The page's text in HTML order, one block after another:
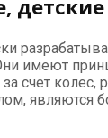
имеют
за счет
являются